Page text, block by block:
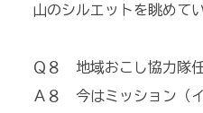
山のシルエットを眺めて
Ｑ８ 地域おこし協力隊
Ａ８ 今はミッション（